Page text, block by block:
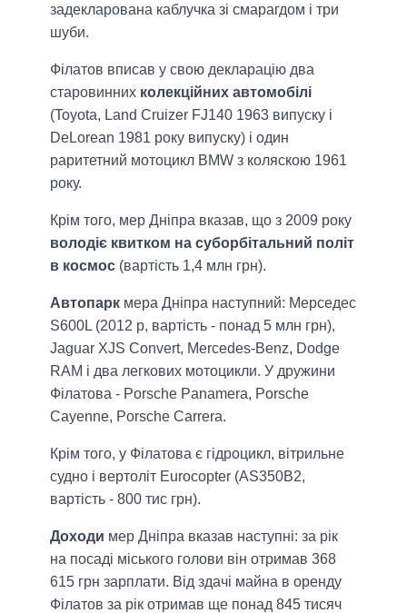
задекларована каблучка зі смарагдом і три
шуби.
Філатов вписав у свою декларацію два
старовинних колекційних автомобілі
(Toyota, Land Cruizer FJ140 1963 випуску і
DeLorean 1981 року випуску) і один
раритетний мотоцикл BMW з коляскою 1961
року.
Крім того, мер Дніпра вказав, що з 2009 року
володіє квитком на суборбітальний політ
в космос (вартість 1,4 млн грн).
Автопарк мера Дніпра наступний: Мерседес
S600L (2012 р, вартість - понад 5 млн грн),
Jaguar XJS Convert, Mercedes-Benz, Dodge
RAM і два легкових мотоцикли. У дружини
Філатова - Porsche Panamera, Porsche
Cayenne, Porsche Carrera.
Крім того, у Філатова є гідроцикл, вітрильне
судно і вертоліт Eurocopter (AS350B2,
вартість - 800 тис грн).
Доходи мер Дніпра вказав наступні: за рік
на посаді міського голови він отримав 368
615 грн зарплати. Від здачі майна в оренду
Філатов за рік отримав ще понад 845 тисяч